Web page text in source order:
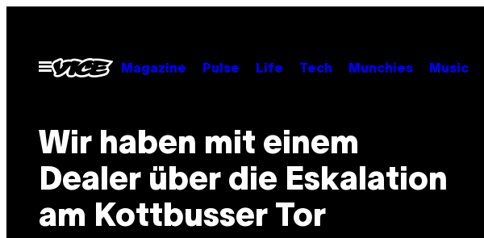
contentOpen
Menu
Magazine Pulse Life Tech Munchies Music
Wir haben mit einem
Dealer über die Eskalation
am Kottbusser Tor